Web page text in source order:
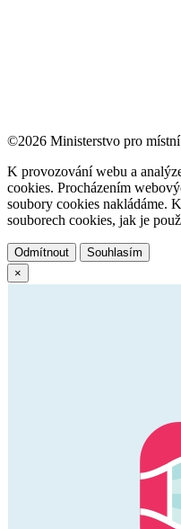
©2026 Ministerstvo pro
K provozování webu a
cookies. Procházením
soubory cookies nakládáme.
souborech cookies, jak je
Odmítnout
Souhlasím
×